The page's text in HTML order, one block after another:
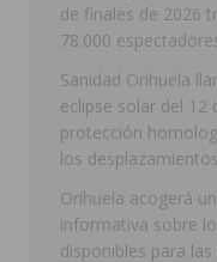
[ 05/
[ 05/
de finales de 2026
78.000
Sanidad Orihuela
eclipse solar del 12
protección
los desplazamientos
Orihuela acogerá
informativa sobre
disponibles para